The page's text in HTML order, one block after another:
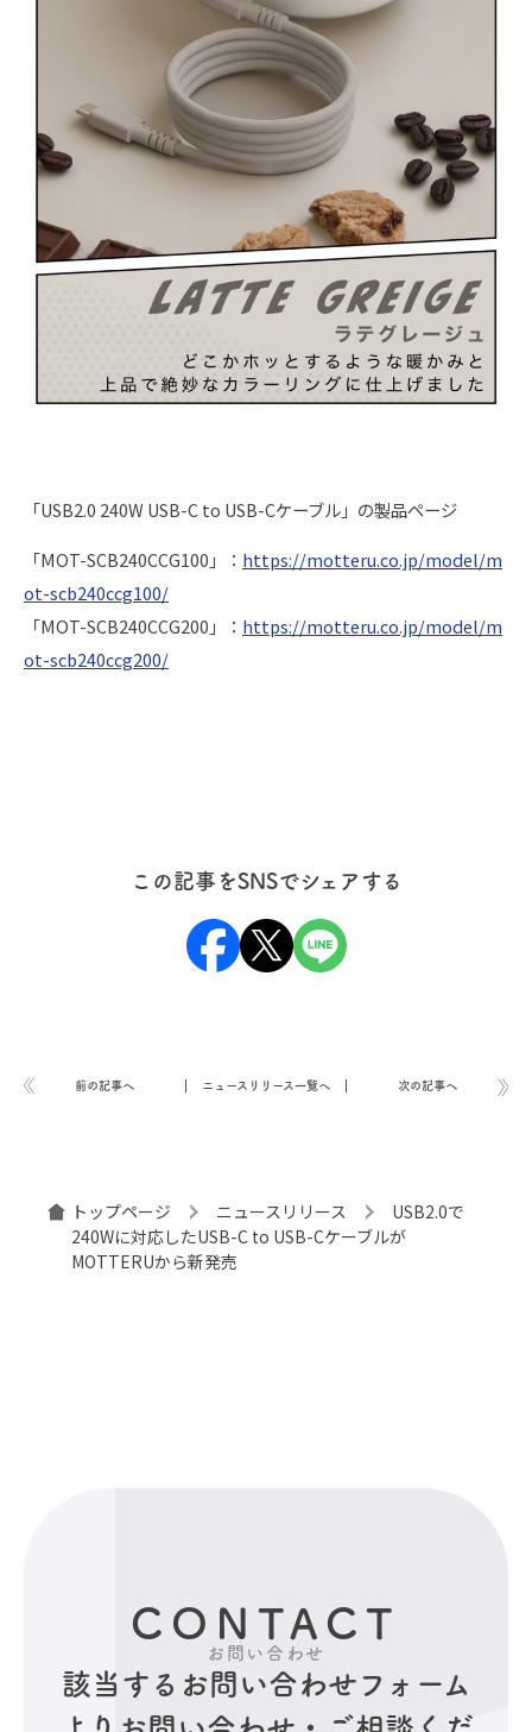
「USB2.0 240W USB-C to USB-Cケーブル」の製品ページ
「MOT-SCB240CCG100」： https://motteru.co.jp/model/m
ot-scb240ccg100/
「MOT-SCB240CCG200」： https://motteru.co.jp/model/m
ot-scb240ccg200/
この記事をSNSでシェアする
前の記事へ ニュースリリース一覧へ 次の記事へ
トップページ ニュースリリース
USB2.0で
240Wに対応したUSB-C to USB-Cケーブルが
MOTTERUから新発売
CONTACT
お問い合わせ
該当するお問い合わせフォーム